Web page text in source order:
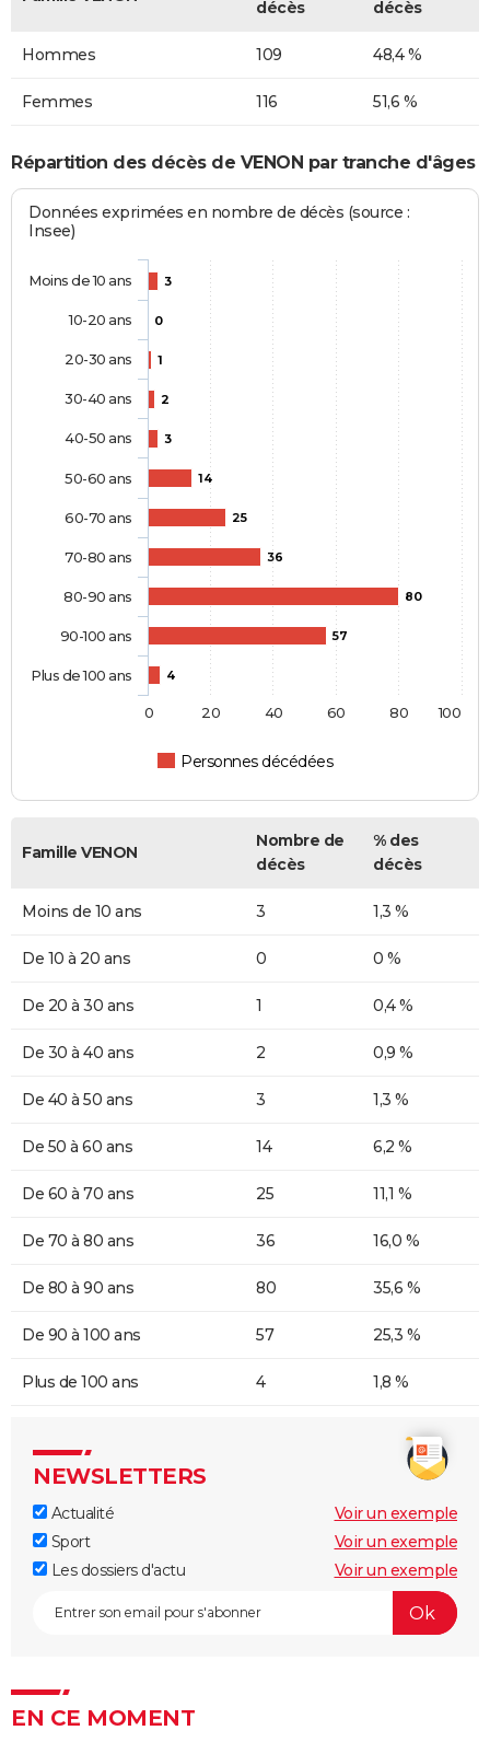
décès
décès
Hommes 109 48,4 %
Femmes 116 51,6 %
Répartition des décès de VENON par tranche d'âges
Données exprimées en nombre de décès (source :
Insee)
3
0
1
2
3
14
25
36
80
57
4
Personnes décédées
Moins de 10 ans
10-20 ans
20-30 ans
30-40 ans
40-50 ans
50-60 ans
60-70 ans
70-80 ans
80-90 ans
90-100 ans
Plus de 100 ans
0 20 40 60 80 100
Famille VENON
Nombre de
décès
% des
décès
Moins de 10 ans 3 1,3 %
De 10 à 20 ans 0 0 %
De 20 à 30 ans 1 0,4 %
De 30 à 40 ans 2 0,9 %
De 40 à 50 ans 3 1,3 %
De 50 à 60 ans 14 6,2 %
De 60 à 70 ans 25 11,1 %
De 70 à 80 ans 36 16,0 %
De 80 à 90 ans 80 35,6 %
De 90 à 100 ans 57 25,3 %
Plus de 100 ans 4 1,8 %
NEWSLETTERS
Actualité
Voir un exemple
Sport
Voir un exemple
Les dossiers d'actu
Voir un exemple
EN CE MOMENT